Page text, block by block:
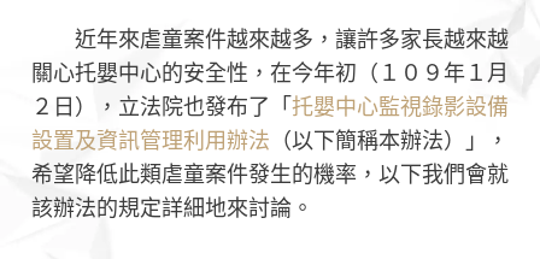
近年來虐童案件越來越多，讓許多家長越來越
關心托嬰中心的安全性，在今年初（１０９年１月
２日），立法院也發布了「 托嬰中心監視錄影設備
設置及資訊管理利用辦法 （以下簡稱本辦法）」，
希望降低此類虐童案件發生的機率，以下我們會就
該辦法的規定詳細地來討論。